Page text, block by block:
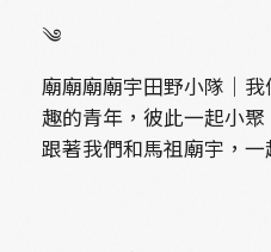
༄
廟廟廟廟宇田野小隊｜
趣的青年，彼此一起小
跟著我們和馬祖廟宇，一